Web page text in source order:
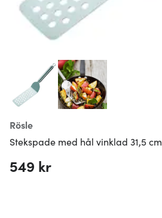
Rösle
Stekspade med hål vinklad 31,5 cm
549 kr